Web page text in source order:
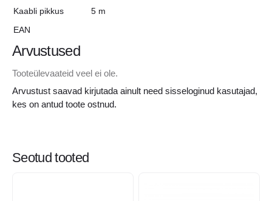
Kaabli pikkus
5 m
EAN
Arvustused
Tooteülevaateid veel ei ole.
Arvustust saavad kirjutada ainult need sisseloginud kasutajad,
kes on antud toote ostnud.
Seotud tooted